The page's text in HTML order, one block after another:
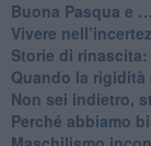
​Buona Pasqua e
​Vivere
​Storie di rinascita:
​Quando la rigidità
​Non sei indietro,
​Perché abbiamo